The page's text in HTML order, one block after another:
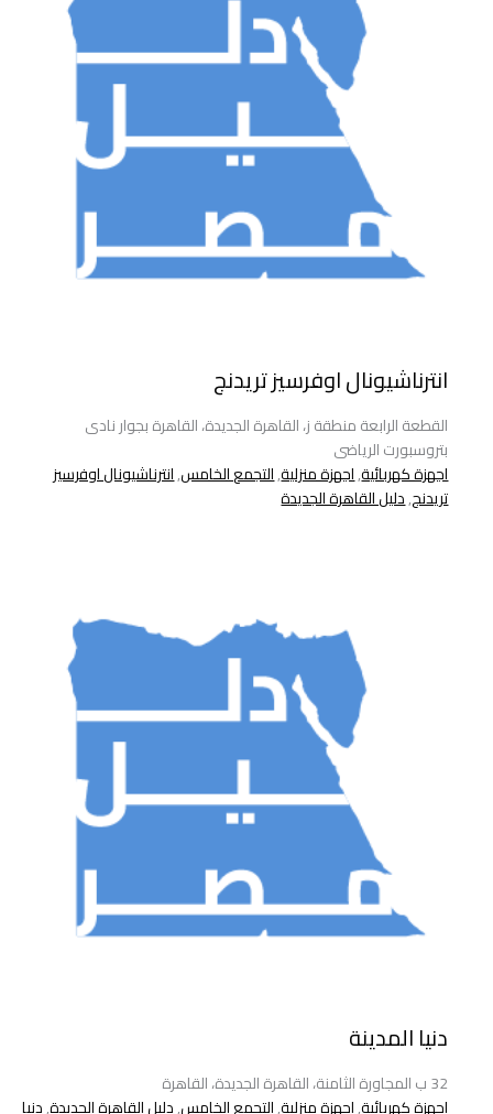
انترناشيونال اوفرسيز تريدنج
القطعة الرابعة منطقة ز، القاهرة الجديدة، القاهرة بجوار نادى
بتروسبورت الرياضى
اجهزة كهربائية,اجهزة منزلية,التجمع الخامس,انترناشيونال اوفرسيز
تريدنج,دليل القاهرة الجديدة
دنيا المدينة
32 ب المجاورة الثامنة، القاهرة الجديدة، القاهرة
اجهزة كهربائية,اجهزة منزلية,التجمع الخامس,دليل القاهرة الجديدة,دنيا